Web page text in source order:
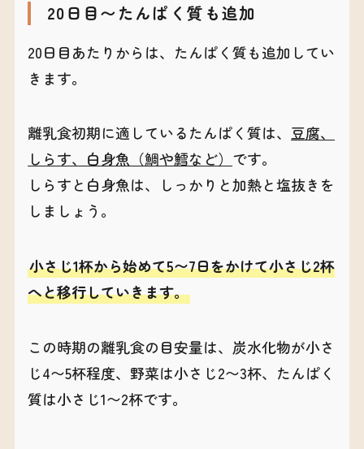
20日目〜たんぱく質も追加
20日目あたりからは、たんぱく質も追加してい
きます。
離乳食初期に適しているたんぱく質は、豆腐、
しらす、白身魚（鯛や鱈など） です。
しらすと白身魚は、しっかりと加熱と塩抜きを
しましょう。
小さじ1杯から始めて5〜7日をかけて小さじ2杯
へと移行していきます。
この時期の離乳食の目安量は、炭水化物が小さ
じ4〜5杯程度、野菜は小さじ2〜3杯、たんぱく
質は小さじ1〜2杯です。